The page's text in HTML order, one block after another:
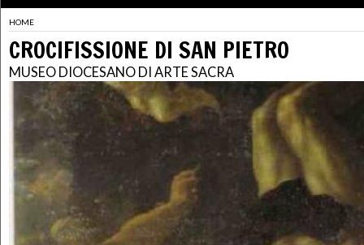
HOME
CROCIFISSIONE DI SAN PIETRO
MUSEO DIOCESANO DI ARTE SACRA